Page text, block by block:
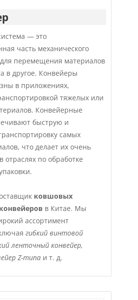
— это
часть механического
перемещения материалов
в другое. Конвейеры
в приложениях,
тяжелых или
Конвейерные
быструю и
самых
что делает их очень
по обработке
ковшовых
в Китае. Мы
ассортимент
гибкий винтовой
ленточный конвейер,
Z-типа и т. д.